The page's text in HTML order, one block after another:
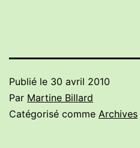
Publié le 30 avril 2010
Par Martine Billard
Catégorisé comme Archives